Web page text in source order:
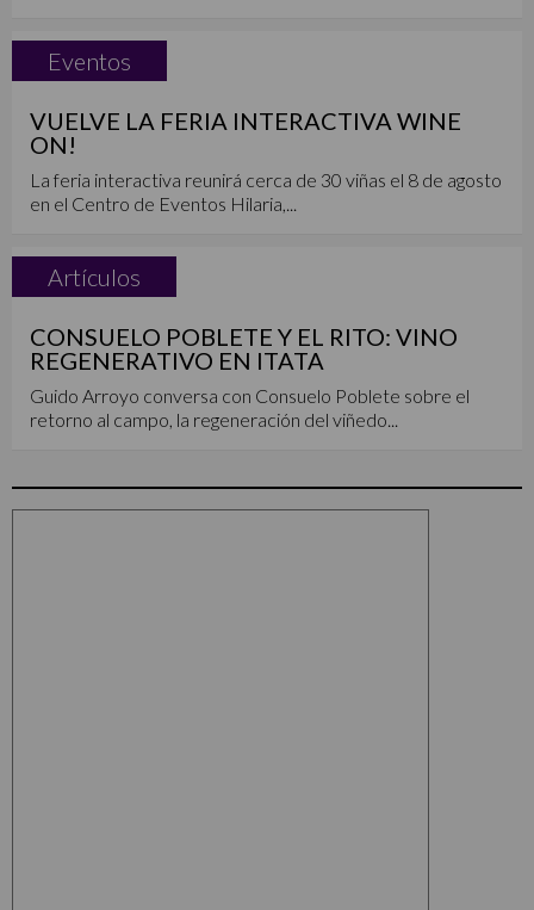
Eventos
VUELVE LA FERIA INTERACTIVA WINE
ON!
La feria interactiva reunirá cerca de 30 viñas el 8 de agosto
en el Centro de Eventos Hilaria,...
Artículos
CONSUELO POBLETE Y EL RITO: VINO
REGENERATIVO EN ITATA
Guido Arroyo conversa con Consuelo Poblete sobre el
retorno al campo, la regeneración del viñedo...